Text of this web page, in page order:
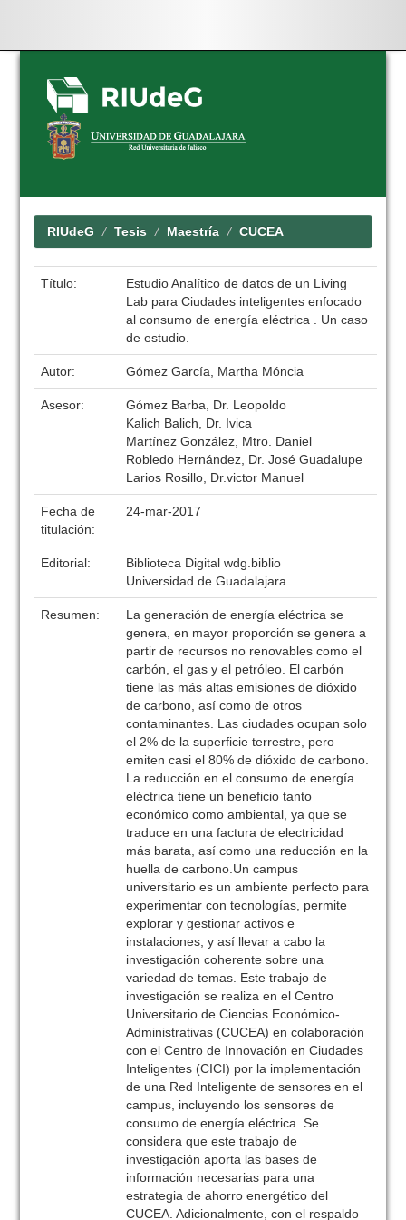
Skip
navigation
RIUdeG Tesis Maestría CUCEA
Título:
Estudio Analítico de datos de un Living
Lab para Ciudades inteligentes enfocado
al consumo de energía eléctrica . Un caso
de estudio.
Autor: Gómez García, Martha Móncia
Asesor:
Gómez Barba, Dr. Leopoldo
Kalich Balich, Dr. Ivica
Martínez González, Mtro. Daniel
Robledo Hernández, Dr. José Guadalupe
Larios Rosillo, Dr.victor Manuel
Fecha de
titulación:
24-mar-2017
Editorial:
Biblioteca Digital wdg.biblio
Universidad de Guadalajara
Resumen:
La generación de energía eléctrica se
genera, en mayor proporción se genera a
partir de recursos no renovables como el
carbón, el gas y el petróleo. El carbón
tiene las más altas emisiones de dióxido
de carbono, así como de otros
contaminantes. Las ciudades ocupan solo
el 2% de la superficie terrestre, pero
emiten casi el 80% de dióxido de carbono.
La reducción en el consumo de energía
eléctrica tiene un beneficio tanto
económico como ambiental, ya que se
traduce en una factura de electricidad
más barata, así como una reducción en la
huella de carbono.Un campus
universitario es un ambiente perfecto para
experimentar con tecnologías, permite
explorar y gestionar activos e
instalaciones, y así llevar a cabo la
investigación coherente sobre una
variedad de temas. Este trabajo de
investigación se realiza en el Centro
Universitario de Ciencias Económico-
Administrativas (CUCEA) en colaboración
con el Centro de Innovación en Ciudades
Inteligentes (CICI) por la implementación
de una Red Inteligente de sensores en el
campus, incluyendo los sensores de
consumo de energía eléctrica. Se
considera que este trabajo de
investigación aporta las bases de
información necesarias para una
estrategia de ahorro energético del
CUCEA. Adicionalmente, con el respaldo